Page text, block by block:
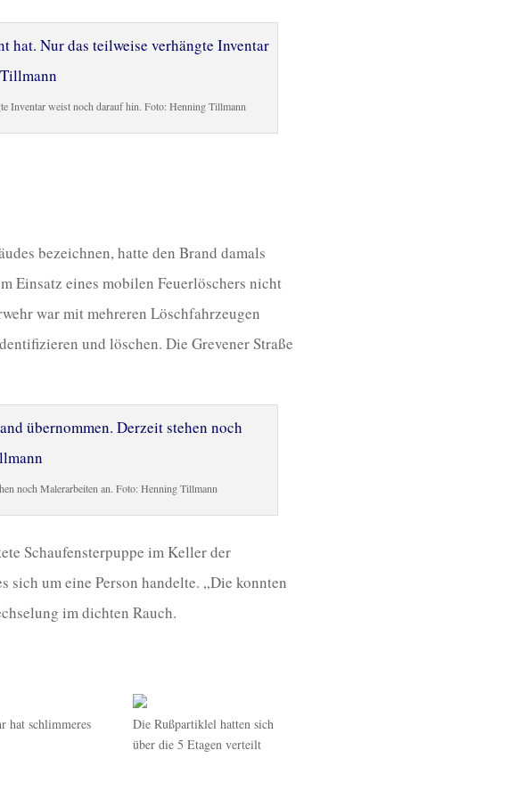
Inventar weist noch darauf hin. Foto: Henning Tillmann
bezeichnen, hatte den Brand damals
Einsatz eines mobilen Feuerlöschers nicht
war mit mehreren Löschfahrzeugen
und löschen. Die Grevener Straße
noch Malerarbeiten an. Foto: Henning Tillmann
Schaufensterpuppe im Keller der
um eine Person handelte. „Die konnten
im dichten Rauch.
hat schlimmeres
Die Rußpartiklel hatten sich
über die 5 Etagen verteilt